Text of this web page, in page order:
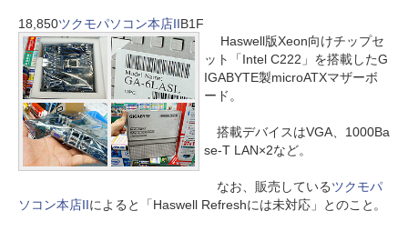
18,850ツクモパソコン本店IIB1F
Haswell版Xeon向けチップセ
ット「Intel C222」を搭載したG
IGABYTE製microATXマザーボ
ード。
搭載デバイスはVGA、1000Ba
se-T LAN×2など。
なお、販売しているツクモパ
ソコン本店IIによると「Haswell Refreshには未対応」とのこと。